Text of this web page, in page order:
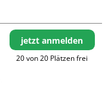
jetzt anmelden
20 von 20 Plätzen frei